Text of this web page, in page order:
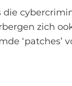
die
zich